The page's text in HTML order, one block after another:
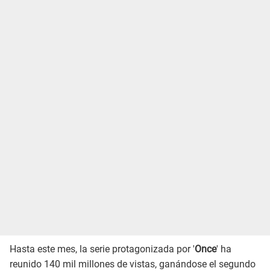
Hasta este mes, la serie protagonizada por 'Once' ha
reunido 140 mil millones de vistas, ganándose el segundo